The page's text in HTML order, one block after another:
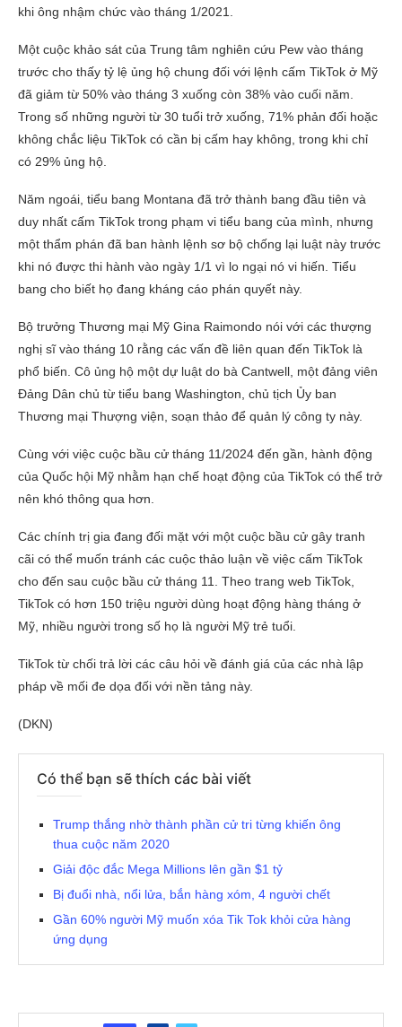
khi ông nhậm chức vào tháng 1/2021.
Một cuộc khảo sát của Trung tâm nghiên cứu Pew vào tháng
trước cho thấy tỷ lệ ủng hộ chung đối với lệnh cấm TikTok ở Mỹ
đã giảm từ 50% vào tháng 3 xuống còn 38% vào cuối năm.
Trong số những người từ 30 tuổi trở xuống, 71% phản đối hoặc
không chắc liệu TikTok có cần bị cấm hay không, trong khi chỉ
có 29% ủng hộ.
Năm ngoái, tiểu bang Montana đã trở thành bang đầu tiên và
duy nhất cấm TikTok trong phạm vi tiểu bang của mình, nhưng
một thẩm phán đã ban hành lệnh sơ bộ chống lại luật này trước
khi nó được thi hành vào ngày 1/1 vì lo ngại nó vi hiến. Tiểu
bang cho biết họ đang kháng cáo phán quyết này.
Bộ trưởng Thương mại Mỹ Gina Raimondo nói với các thượng
nghị sĩ vào tháng 10 rằng các vấn đề liên quan đến TikTok là
phổ biến. Cô ủng hộ một dự luật do bà Cantwell, một đảng viên
Đảng Dân chủ từ tiểu bang Washington, chủ tịch Ủy ban
Thương mại Thượng viện, soạn thảo để quản lý công ty này.
Cùng với việc cuộc bầu cử tháng 11/2024 đến gần, hành động
của Quốc hội Mỹ nhằm hạn chế hoạt động của TikTok có thể trở
nên khó thông qua hơn.
Các chính trị gia đang đối mặt với một cuộc bầu cử gây tranh
cãi có thể muốn tránh các cuộc thảo luận về việc cấm TikTok
cho đến sau cuộc bầu cử tháng 11. Theo trang web TikTok,
TikTok có hơn 150 triệu người dùng hoạt động hàng tháng ở
Mỹ, nhiều người trong số họ là người Mỹ trẻ tuổi.
TikTok từ chối trả lời các câu hỏi về đánh giá của các nhà lập
pháp về mối đe dọa đối với nền tảng này.
(DKN)
Có thể bạn sẽ thích các bài viết
Trump thắng nhờ thành phần cử tri từng khiến ông
thua cuộc năm 2020
Giải độc đắc Mega Millions lên gần $1 tỷ
Bị đuổi nhà, nổi lửa, bắn hàng xóm, 4 người chết
Gần 60% người Mỹ muốn xóa Tik Tok khỏi cửa hàng
ứng dụng